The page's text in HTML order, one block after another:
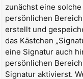
zunächst eine
persönlichen
erstellt und
das Kästchen
eine Signatur auch
persönlichen
Signatur aktivierst.